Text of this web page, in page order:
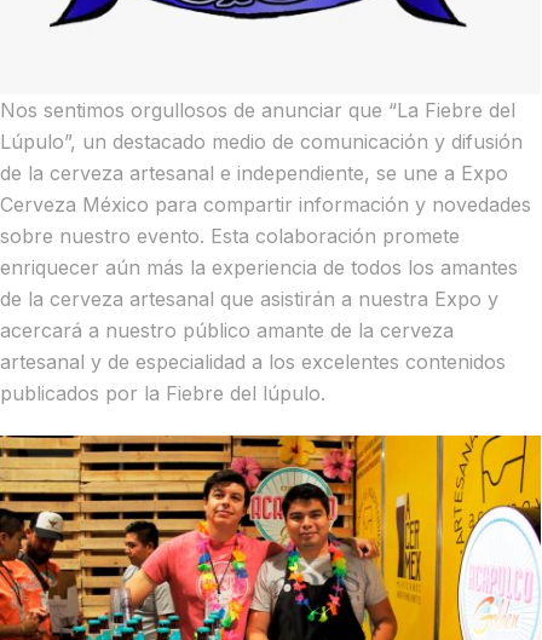
Nos sentimos orgullosos de anunciar que “La Fiebre del
Lúpulo”, un destacado medio de comunicación y difusión
de la cerveza artesanal e independiente, se une a Expo
Cerveza México para compartir información y novedades
sobre nuestro evento. Esta colaboración promete
enriquecer aún más la experiencia de todos los amantes
de la cerveza artesanal que asistirán a nuestra Expo y
acercará a nuestro público amante de la cerveza
artesanal y de especialidad a los excelentes contenidos
publicados por la Fiebre del lúpulo.